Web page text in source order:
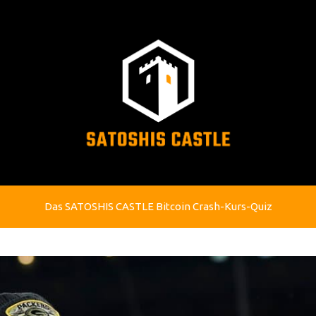
Das SATOSHIS CASTLE Bitcoin Crash-Kurs-Quiz